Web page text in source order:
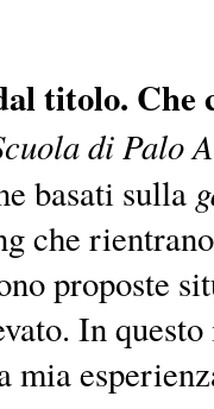
titolo. Che
di Palo
basati sulla
che
proposte
In
mia